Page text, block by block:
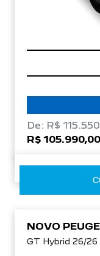
De: R$
R$ 105.990,00
NOVO
GT Hybrid 26/26